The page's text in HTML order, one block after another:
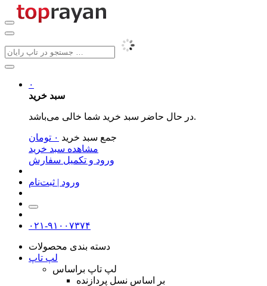
۰
سبد خرید
در حال حاضر سبد خرید شما خالی می‌باشد.
جمع سبد خرید ۰ تومان
مشاهده سبد خرید
ورود و تکمیل سفارش
ورود | ثبت‌نام
۰۲۱-۹۱۰۰۷۳۷۴
دسته بندی محصولات
لپ تاپ
لپ تاپ براساس
بر اساس نسل پردازنده